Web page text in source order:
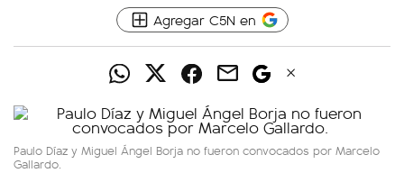
Agregar C5N en
Paulo Díaz y Miguel Ángel Borja no fueron convocados por Marcelo
Gallardo.